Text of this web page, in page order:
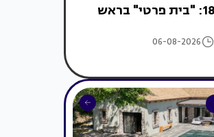
וילה בקומה ה-18: "בית פרטי" בראש
06-08-2026